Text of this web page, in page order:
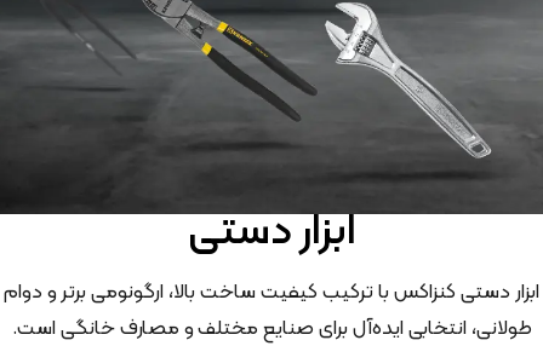
ابزار دستی
ابزار دستی کنزاکس با ترکیب کیفیت ساخت بالا، ارگونومی برتر و دوام
طولانی، انتخابی ایده‌آل برای صنایع مختلف و مصارف خانگی است.